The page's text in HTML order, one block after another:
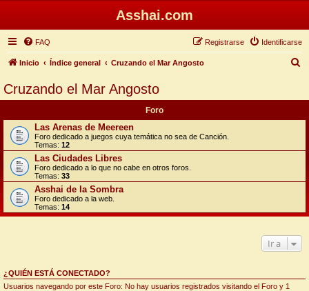
Asshai.com
FAQ Identificarse
Registrarse
Inicio Índice general Cruzando el Mar Angosto
Cruzando el Mar Angosto
Foro
Las Arenas de Meereen
Foro dedicado a juegos cuya temática no sea de Canción.
Temas: 12
Las Ciudades Libres
Foro dedicado a lo que no cabe en otros foros.
Temas: 33
Asshai de la Sombra
Foro dedicado a la web.
Temas: 14
Ir a
¿QUIÉN ESTÁ CONECTADO?
Usuarios navegando por este Foro: No hay usuarios registrados visitando el Foro y 1